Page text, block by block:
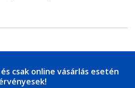
csak online vásárlás esetén